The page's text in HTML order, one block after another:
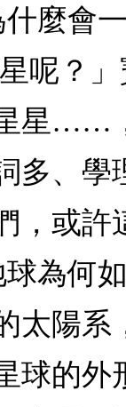
麼會
呢？
星……
多、學
，或許
為何
太陽系
球的外